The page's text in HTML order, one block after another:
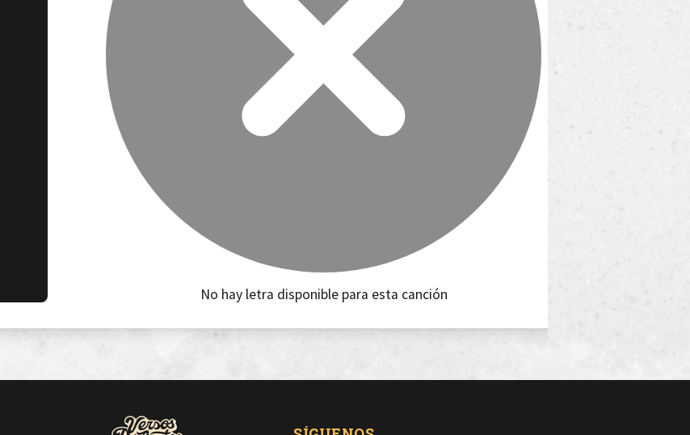
No hay letra disponible para esta canción